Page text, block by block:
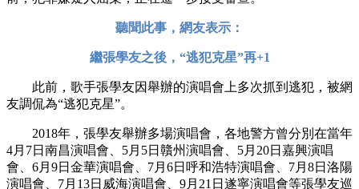
聽聞此事，網友表示：
繼張學友之後，“逃犯克星”再+1
此前，歌手張學友因舉辦的演唱會上多次抓到逃犯，被網
友調侃為“逃犯克星”。
2018年，張學友舉辦多場演唱會，各地警方曾分別在當年
4月7日南昌演唱會、5月5日贛州演唱會、5月20日嘉興演唱
會、6月9日金華演唱會、7月6日呼和浩特演唱會、7月8日洛陽
演唱會、7月13日威海演唱會、9月21日遂寧演唱會等張學友巡